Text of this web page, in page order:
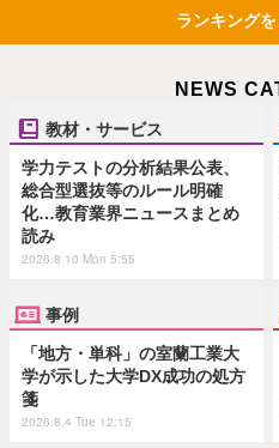
ランキング
NEWS
教材・サービス
学力テストの分析結果公表、
総合型選抜等のルール明確
化…教育業界ニュースまとめ
読み
2026.8.10 Mon 5:55
事例
「地方・単科」の室蘭工業大
学が示した大学DX成功の処方
箋
2026.8.4 Tue 12:15